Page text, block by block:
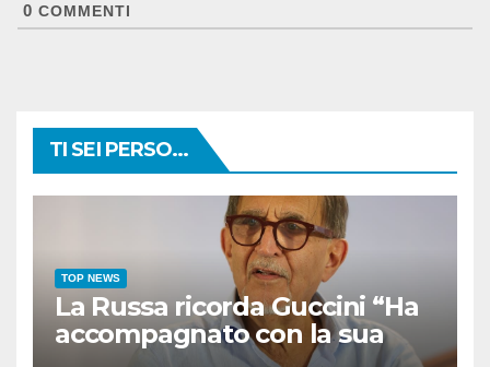
0 COMMENTI
TI SEI PERSO...
TOP NEWS
La Russa ricorda Guccini “Ha
accompagnato con la sua